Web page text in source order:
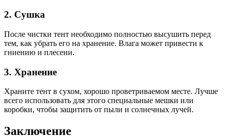
2. Сушка
После чистки тент необходимо полностью высушить перед
тем, как убрать его на хранение. Влага может привести к
гниению и плесени.
3. Хранение
Храните тент в сухом, хорошо проветриваемом месте. Лучше
всего использовать для этого специальные мешки или
коробки, чтобы защитить от пыли и солнечных лучей.
Заключение